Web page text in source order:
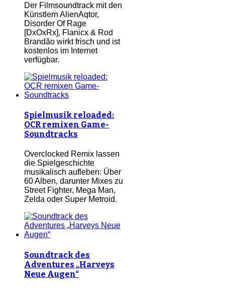
Der Filmsoundtrack mit den
Künstlern AlienAqtor,
Disorder Of Rage
[DxOxRx], Flanicx & Rod
Brandão wirkt frisch und ist
kostenlos im Internet
verfügbar.
Spielmusik reloaded:
OCR remixen Game-
Soundtracks
Overclocked Remix lassen
die Spielgeschichte
musikalisch aufleben: Über
60 Alben, darunter Mixes zu
Street Fighter, Mega Man,
Zelda oder Super Metroid.
Soundtrack des
Adventures „Harveys
Neue Augen“